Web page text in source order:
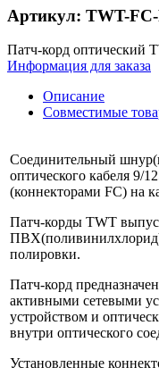
Артикул: TWT-
Патч-корд оптический
Информация для заказа
Описание
Совместимые
Соединительный
оптического кабеля 9/
(коннекторами FC) на
Патч-корды TWT
ПВХ(поливинилхлорид)
полировки.
Патч-корд
активными сетевыми
устройством и
внутри оптического
Установленные